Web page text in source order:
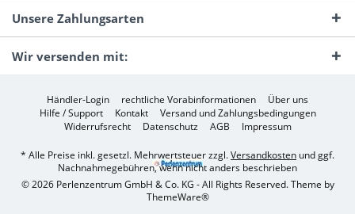
Unsere Zahlungsarten
Wir versenden mit:
Händler-Login rechtliche Vorabinformationen
Über uns
Hilfe / Support
Kontakt
Versand und Zahlungsbedingungen
Widerrufsrecht
Datenschutz AGB Impressum
* Alle Preise inkl. gesetzl. Mehrwertsteuer zzgl.Versandkosten und ggf.
Nachnahmegebühren, wenn nicht anders beschrieben
© 2026 Perlenzentrum GmbH & Co. KG - All Rights Reserved. Theme by
ThemeWare®